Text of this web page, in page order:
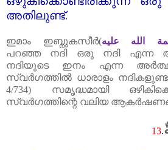
അതിലുണ്ട്‌.
ഇമാം ഇബ്നുകസീർ(الله عليه
പറഞ്ഞ നദി ഒരു നദി എന്ന
നദിയുടെ ഇനം എന്ന
സ്വർഗത്തിൽ ധാരാളം
4/734) സമൃദ്ധമായി
സ്വർഗത്തിന്റെ വലിയ
13.